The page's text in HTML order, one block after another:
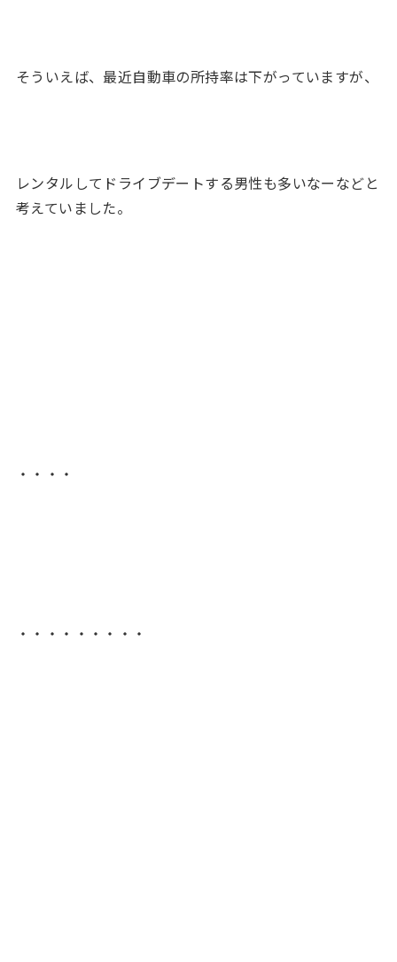
そういえば、最近自動車の所持率は下がっていますが、
レンタルしてドライブデートする男性も多いなーなどと
考えていました。
・・・・
・・・・・・・・・